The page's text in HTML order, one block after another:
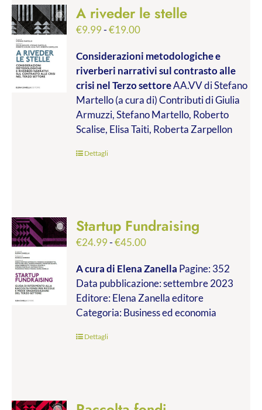
A riveder le stelle
€9.99-€19.00Fascia
prezzo:
da
€9.99
a
€19.00
Considerazioni metodologiche e
riverberi narrativi sul contrasto alle
crisi nel Terzo settoreAA.VV di Stefano
Martello (a cura di) Contributi di Giulia
Armuzzi, Stefano Martello, Roberto
Scalise, Elisa Taiti, Roberta Zarpellon
Dettagli
Startup Fundraising
€24.99-€45.00Fascia
prezzo:
da
€24.99
a
A cura di Elena Zanella Pagine: 352
Data pubblicazione: settembre 2023
Editore: Elena Zanella editore
Categoria: Business ed economia
Dettagli